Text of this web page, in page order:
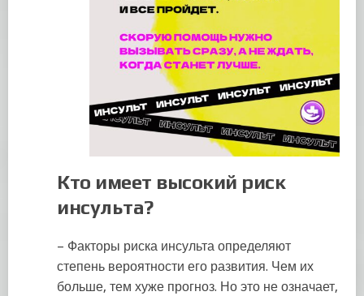
Кто имеет высокий риск
инсульта?
– Факторы риска инсульта определяют
степень вероятности его развития. Чем их
больше, тем хуже прогноз. Но это не означает,